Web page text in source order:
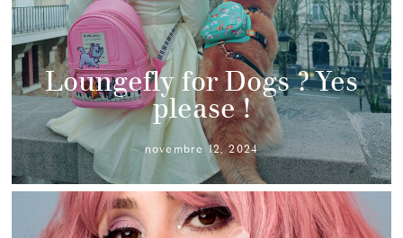
Loungefly for Dogs ? Yes
please !
novembre 12, 2024